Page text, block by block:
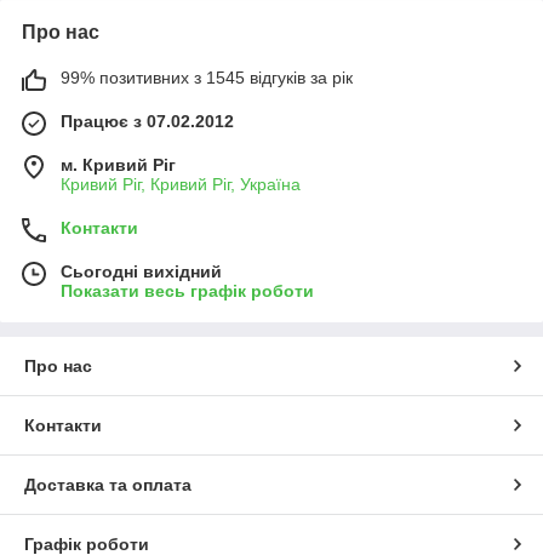
Про нас
99% позитивних з 1545 відгуків за рік
Працює з 07.02.2012
м. Кривий Ріг
Кривий Ріг, Кривий Ріг, Україна
Контакти
Сьогодні вихідний
Показати весь графік роботи
Про нас
Контакти
Доставка та оплата
Графік роботи